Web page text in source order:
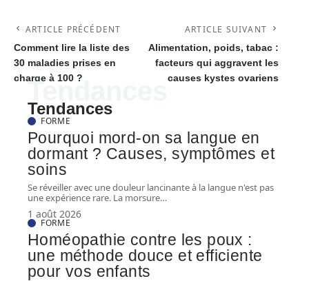
ARTICLE PRÉCÉDENT
Comment lire la liste des
30 maladies prises en
charge à 100 ?
ARTICLE SUIVANT
Alimentation, poids, tabac :
facteurs qui aggravent les
causes kystes ovariens
Tendances
Tendances
FORME
Pourquoi mord-on sa langue en
dormant ? Causes, symptômes et
soins
Se réveiller avec une douleur lancinante à la langue n'est pas
une expérience rare. La morsure…
1 août 2026
FORME
Homéopathie contre les poux :
une méthode douce et efficiente
pour vos enfants